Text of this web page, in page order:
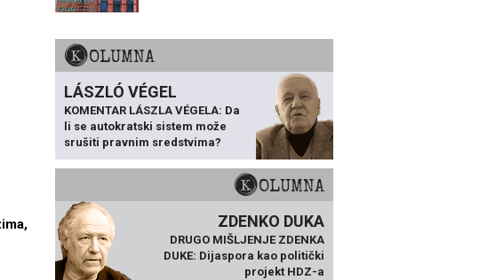
KOLUMNA
LÁSZLÓ VÉGEL
KOMENTAR LÁSZLA VÉGELA: Da
li se autokratski sistem može
srušiti pravnim sredstvima?
KOLUMNA
ZDENKO DUKA
DRUGO MIŠLJENJE ZDENKA
DUKE: Dijaspora kao politički
projekt HDZ-a